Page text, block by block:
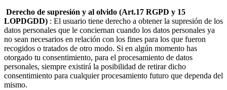
Derecho de supresión y al olvido (Art.17 RGPD y 15
LOPDGDD) : El usuario tiene derecho a obtener la supresión de los
datos personales que le conciernan cuando los datos personales ya
no sean necesarios en relación con los fines para los que fueron
recogidos o tratados de otro modo. Si en algún momento has
otorgado tu consentimiento, para el procesamiento de datos
personales, siempre existirá la posibilidad de retirar dicho
consentimiento para cualquier procesamiento futuro que dependa del
mismo.